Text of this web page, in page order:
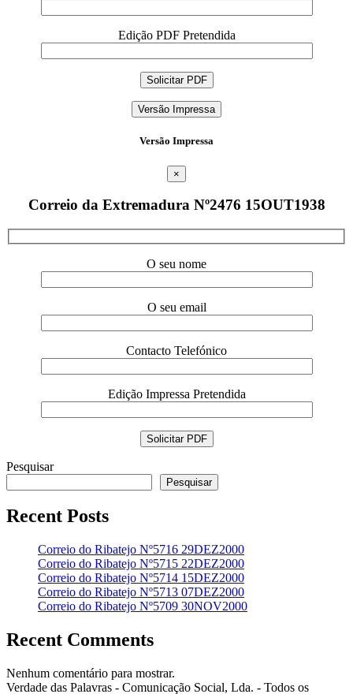
Edição PDF Pretendida
Versão Impressa
Versão Impressa
×
Correio da Extremadura Nº2476 15OUT1938
O seu nome
O seu email
Contacto Telefónico
Edição Impressa Pretendida
Pesquisar
Pesquisar
Recent Posts
Correio do Ribatejo Nº5716 29DEZ2000
Correio do Ribatejo Nº5715 22DEZ2000
Correio do Ribatejo Nº5714 15DEZ2000
Correio do Ribatejo Nº5713 07DEZ2000
Correio do Ribatejo Nº5709 30NOV2000
Recent Comments
Nenhum comentário para mostrar.
Verdade das Palavras - Comunicação Social, Lda. - Todos os